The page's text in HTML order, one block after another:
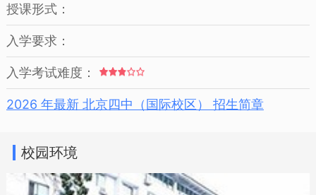
授课形式：
入学要求：
入学考试难度：
2026 年最新 北京四中（国际校区） 招生简章
校园环境